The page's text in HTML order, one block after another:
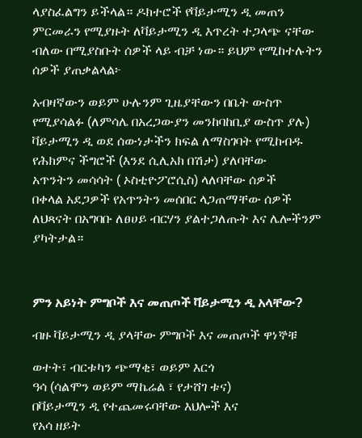
ላያስፈልግን ይችላል። ዶክተሮች የቫይታሚን ዲ መጠን
ምርመራን የሚያዙት ለቫይታሚን ዲ እጥረት ተጋላጭ ናቸው
ብለው በሚያስቡት ሰዎች ላይ ብቻ ነው። ይህም የሚከተሉትን
ሰዎች ያጠቃልላል፦
አብዛኛውን ወይም ሁሉንም ጊዜያቸውን በቤት ውስጥ
የሚያሳልፉ (ለምሳሌ በአረጋውያን መንከባከቢያ ውስጥ ያሉ)
ቫይታሚን ዲ ወደ ሰውነታችን ክፍል ለማስገባት የሚከብዱ
የሕክምና ችግሮች (እንደ ሲሊአክ በሽታ) ያለባቸው
አጥንትን መሳሳት ( ኦስቲዮፖሮሲስ) ላለባቸው ሰዎች
በቀላል አደጋዎች የአጥንትን መሰበር ላጋጠማቸው ሰዎች
ለህጻናት በአግባቡ ለፀሀይ ብርሃን ያልተጋለጡት እና ሌሎችንም
ያካትታል።
ምን አይነት ምግቦች እና መጠጦች ቫይታሚን ዲ አላቸው?
ብዙ ቫይታሚን ዲ ያላቸው ምግቦች እና መጠጦች ዋነኞቹ
ወተት፣ ብርቱካን ጭማቂ፣ ወይም እርጎ
ዓሳ (ሳልሞን ወይም ማኬሬል ፣ የታሸገ ቱና)
በቫይታሚን ዲ የተጨመሩባቸው እህሎች እና
የአሳ ዘይት